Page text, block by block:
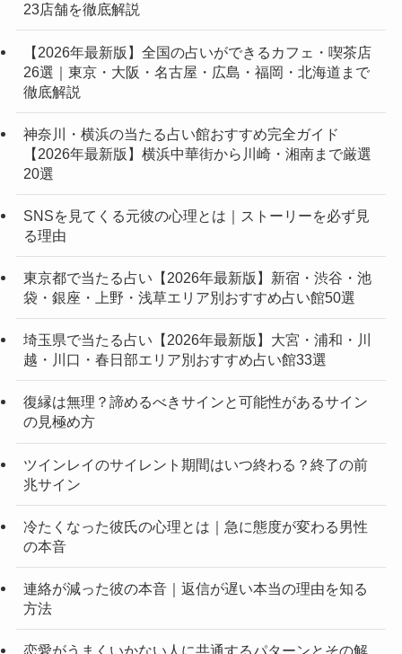
23店舗を徹底解説
【2026年最新版】全国の占いができるカフェ・喫茶店
26選｜東京・大阪・名古屋・広島・福岡・北海道まで
徹底解説
神奈川・横浜の当たる占い館おすすめ完全ガイド
【2026年最新版】横浜中華街から川崎・湘南まで厳選
20選
SNSを見てくる元彼の心理とは｜ストーリーを必ず見
る理由
東京都で当たる占い【2026年最新版】新宿・渋谷・池
袋・銀座・上野・浅草エリア別おすすめ占い館50選
埼玉県で当たる占い【2026年最新版】大宮・浦和・川
越・川口・春日部エリア別おすすめ占い館33選
復縁は無理？諦めるべきサインと可能性があるサイン
の見極め方
ツインレイのサイレント期間はいつ終わる？終了の前
兆サイン
冷たくなった彼氏の心理とは｜急に態度が変わる男性
の本音
連絡が減った彼の本音｜返信が遅い本当の理由を知る
方法
恋愛がうまくいかない人に共通するパターンとその解